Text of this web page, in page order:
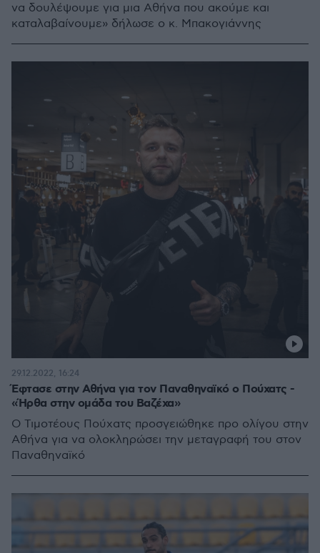
να δουλέψουμε για μια Αθήνα που ακούμε και
καταλαβαίνουμε» δήλωσε ο κ. Μπακογιάννης
Έφτασε στην Αθήνα για τον Παναθηναϊκό ο Πούχατς -
«Ήρθα στην ομάδα του Βαζέχα»
Ο Τιμοτέους Πούχατς προσγειώθηκε προ ολίγου στην
Αθήνα για να ολοκληρώσει την μεταγραφή του στον
Παναθηναϊκό
29.12.2022, 16:24